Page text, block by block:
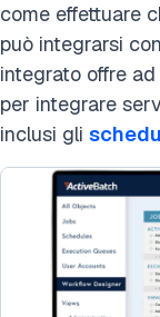
come effettuare
può integrarsi
integrato offre
per integrare
inclusi gli